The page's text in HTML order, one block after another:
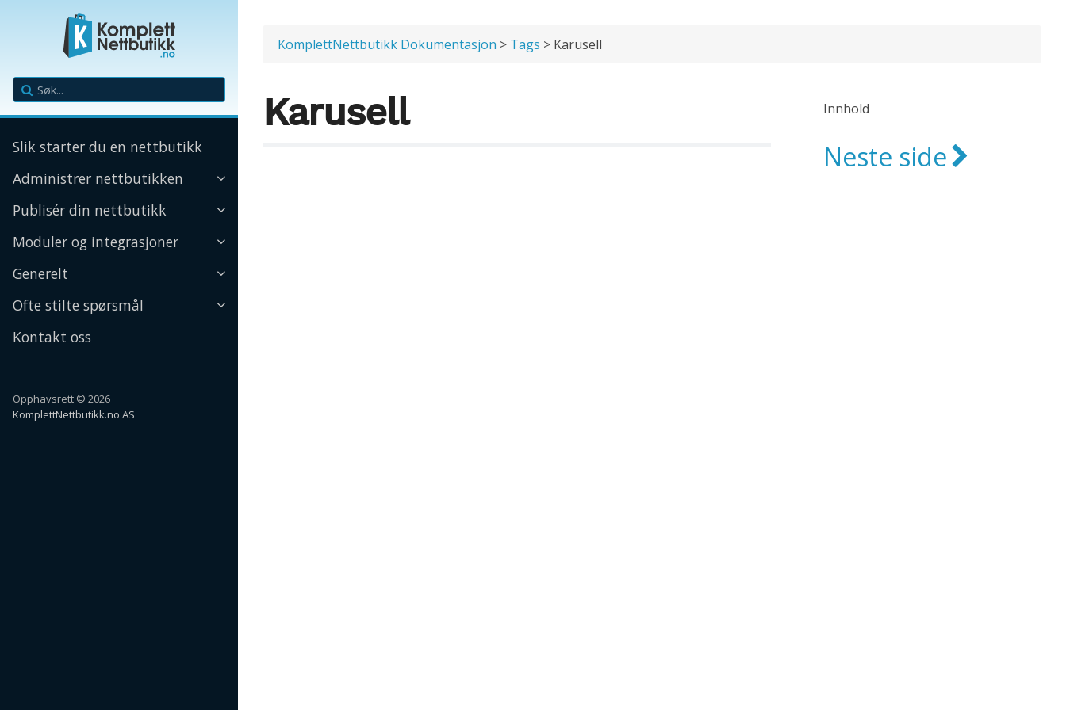
Slik starter du en nettbutikk
Administrer nettbutikken
Publisér din nettbutikk
Moduler og integrasjoner
Generelt
Ofte stilte spørsmål
Kontakt oss
Opphavsrett © 2026
KomplettNettbutikk.no AS
KomplettNettbutikk Dokumentasjon > Tags > Karusell
Innhold
Neste side
Karusell